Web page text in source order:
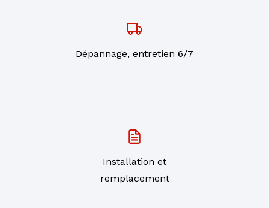
Dépannage, entretien 6/7
Installation et
remplacement